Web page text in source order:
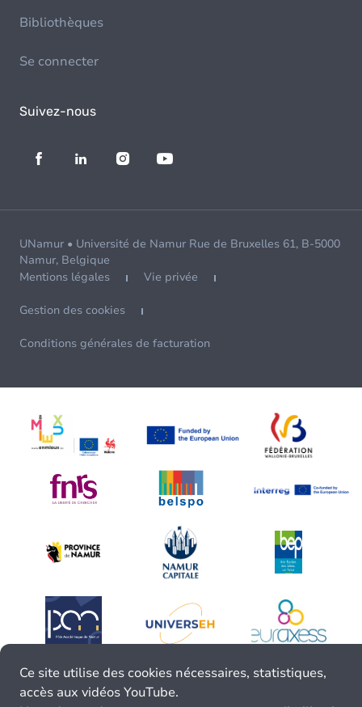
Bibliothèques
Se connecter
Suivez-nous
UNamur • Université de Namur Rue de Bruxelles 61, B-5000
Namur, Belgique
Mentions légales
Vie privée
Gestion des cookies
Conditions générales de facturation
Ce site utilise des cookies nécessaires, statistiques,
accès aux vidéos YouTube.